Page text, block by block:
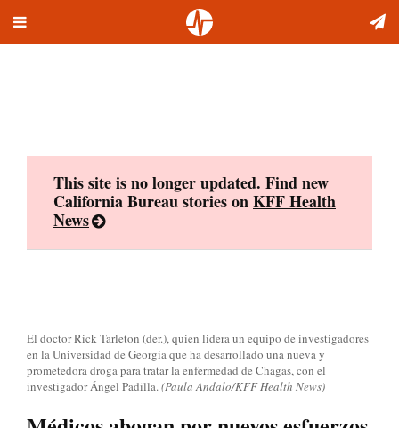
Toggle
This site is no longer updated. Find new
California Bureau stories onKFF Health
News
El doctor Rick Tarleton (der.), quien lidera un equipo de investigadores
en la Universidad de Georgia que ha desarrollado una nueva y
prometedora droga para tratar la enfermedad de Chagas, con el
investigador Ángel Padilla.(Paula Andalo/KFF Health News)